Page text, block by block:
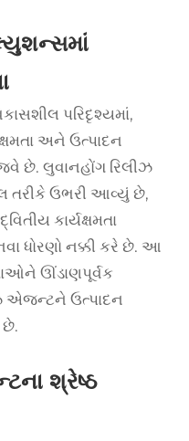
પરિદૃશ્યમાં,
અને ઉત્પાદન
છે. લુવાનહોંગ રિલીઝ
તરીકે ઉભરી આવ્યું છે,
કાર્યક્ષમતા
ધોરણો નક્કી કરે છે. આ
ઊંડાણપૂર્વક
એજન્ટને ઉત્પાદન
શ્રેષ્ઠ